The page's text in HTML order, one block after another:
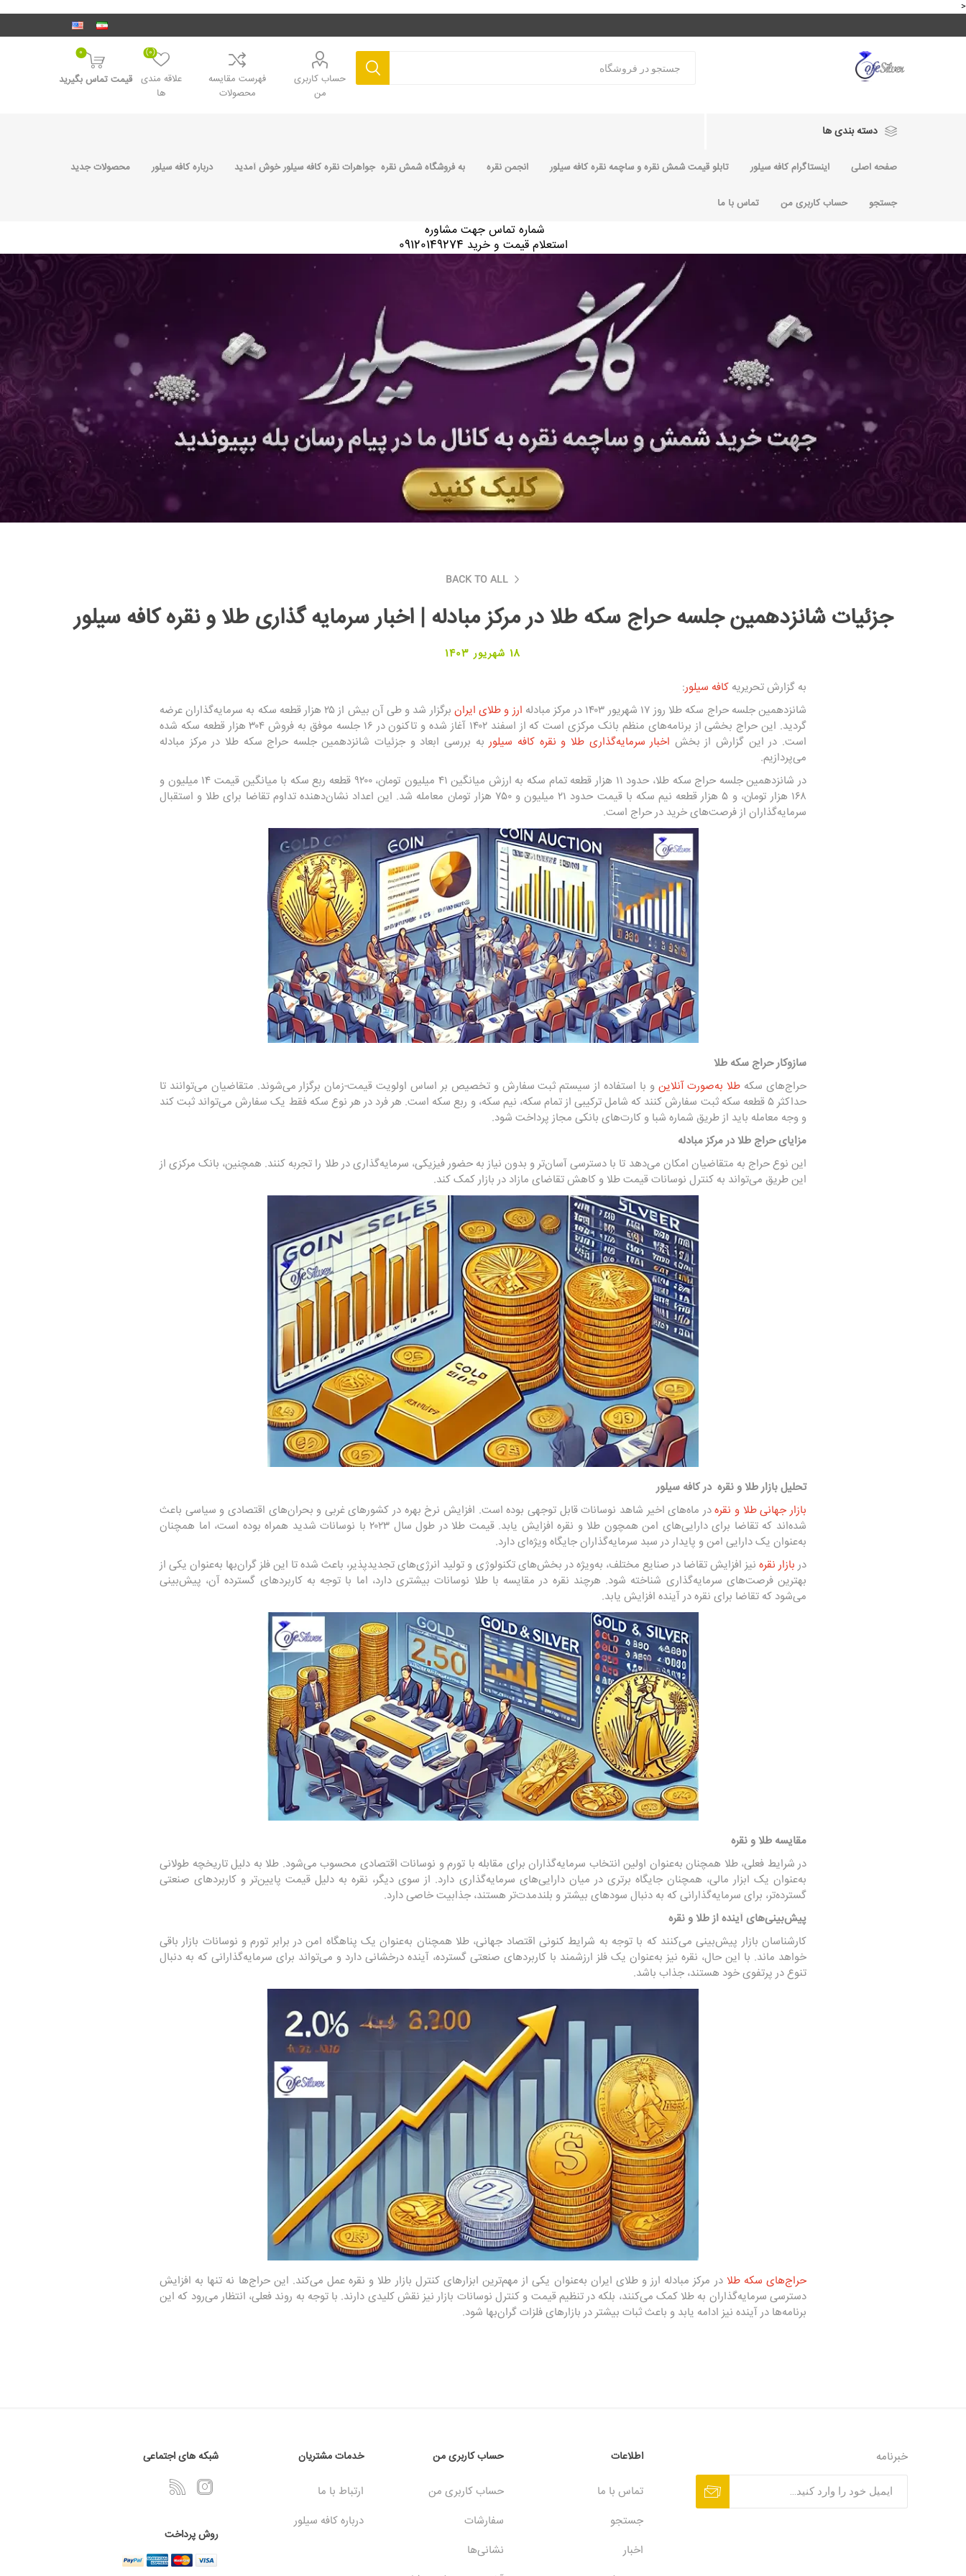
<
حساب کاربری
من
فهرست مقایسه
محصولات
علاقه مندی
ها
(0)
0
قیمت تماس بگیرید
دسته بندی ها
صفحه اصلی اینستاگرام کافه سیلور تابلو قیمت شمش نقره و ساچمه نقره کافه سیلور انجمن نقره به فروشگاه شمش نقره جواهرات نقره کافه سیلور خوش آمدید درباره کافه سیلور محصولات جدید
جستجو حساب کاربری من تماس با ما
شماره تماس جهت مشاوره
استعلام قیمت و خرید 09120149274
BACK TO ALL
جزئیات شانزدهمین جلسه حراج سکه طلا در مرکز مبادله | اخبار سرمایه گذاری طلا و نقره کافه سیلور
18 شهریور 1403
به گزارش تحریریه کافه سیلور:
شانزدهمین جلسه حراج سکه طلا روز ۱۷ شهریور ۱۴۰۳ در مرکز مبادله
ارز و طلای ایران
برگزار شد و طی آن بیش از ۲۵ هزار قطعه سکه به سرمایه‌گذاران عرضه
گردید. این حراج بخشی از برنامه‌های منظم بانک مرکزی است که از اسفند ۱۴۰۲ آغاز شده و تاکنون در ۱۶ جلسه موفق به فروش ۳۰۴ هزار قطعه سکه شده
است. در این گزارش از بخش اخبار سرمایه‌گذاری طلا و نقره کافه سیلور به بررسی ابعاد و جزئیات شانزدهمین جلسه حراج سکه طلا در مرکز مبادله
می‌پردازیم.
در شانزدهمین جلسه حراج سکه طلا، حدود ۱۱ هزار قطعه تمام سکه به ارزش میانگین ۴۱ میلیون تومان، ۹۲۰۰ قطعه ربع سکه با میانگین قیمت ۱۴ میلیون و
۱۶۸ هزار تومان، و ۵ هزار قطعه نیم سکه با قیمت حدود ۲۱ میلیون و ۷۵۰ هزار تومان معامله شد. این اعداد نشان‌دهنده تداوم تقاضا برای طلا و استقبال
سرمایه‌گذاران از فرصت‌های خرید در حراج است.
سازوکار حراج سکه طلا
حراج‌های سکه طلا به‌صورت آنلاین و با استفاده از سیستم ثبت سفارش و تخصیص بر اساس اولویت قیمت-زمان برگزار می‌شوند. متقاضیان می‌توانند تا
حداکثر ۵ قطعه سکه ثبت سفارش کنند که شامل ترکیبی از تمام سکه، نیم سکه، و ربع سکه است. هر فرد در هر نوع سکه فقط یک سفارش می‌تواند ثبت کند
و وجه معامله باید از طریق شماره شبا و کارت‌های بانکی مجاز پرداخت شود.
مزایای حراج طلا در مرکز مبادله
این نوع حراج به متقاضیان امکان می‌دهد تا با دسترسی آسان‌تر و بدون نیاز به حضور فیزیکی، سرمایه‌گذاری در طلا را تجربه کنند. همچنین، بانک مرکزی از
این طریق می‌تواند به کنترل نوسانات قیمت طلا و کاهش تقاضای مازاد در بازار کمک کند.
تحلیل بازار طلا و نقره در کافه سیلور
بازار جهانی طلا و نقره در ماه‌های اخیر شاهد نوسانات قابل توجهی بوده است. افزایش نرخ بهره در کشورهای غربی و بحران‌های اقتصادی و سیاسی باعث
شده‌اند که تقاضا برای دارایی‌های امن همچون طلا و نقره افزایش یابد. قیمت طلا در طول سال ۲۰۲۳ با نوسانات شدید همراه بوده است، اما همچنان
به‌عنوان یک دارایی امن و پایدار در سبد سرمایه‌گذاران جایگاه ویژه‌ای دارد.
در بازار نقره نیز افزایش تقاضا در صنایع مختلف، به‌ویژه در بخش‌های تکنولوژی و تولید انرژی‌های تجدیدپذیر، باعث شده تا این فلز گران‌بها به‌عنوان یکی از
بهترین فرصت‌های سرمایه‌گذاری شناخته شود. هرچند نقره در مقایسه با طلا نوسانات بیشتری دارد، اما با توجه به کاربردهای گسترده آن، پیش‌بینی
می‌شود که تقاضا برای نقره در آینده افزایش یابد.
مقایسه طلا و نقره
در شرایط فعلی، طلا همچنان به‌عنوان اولین انتخاب سرمایه‌گذاران برای مقابله با تورم و نوسانات اقتصادی محسوب می‌شود. طلا به دلیل تاریخچه طولانی
به‌عنوان یک ابزار مالی، همچنان جایگاه برتری در میان دارایی‌های سرمایه‌گذاری دارد. از سوی دیگر، نقره به دلیل قیمت پایین‌تر و کاربردهای صنعتی
گسترده‌تر، برای سرمایه‌گذارانی که به دنبال سودهای بیشتر و بلندمدت‌تر هستند، جذابیت خاصی دارد.
پیش‌بینی‌های آینده از طلا و نقره
کارشناسان بازار پیش‌بینی می‌کنند که با توجه به شرایط کنونی اقتصاد جهانی، طلا همچنان به‌عنوان یک پناهگاه امن در برابر تورم و نوسانات بازار باقی
خواهد ماند. با این حال، نقره نیز به‌عنوان یک فلز ارزشمند با کاربردهای صنعتی گسترده، آینده درخشانی دارد و می‌تواند برای سرمایه‌گذارانی که به دنبال
تنوع در پرتفوی خود هستند، جذاب باشد.
حراج‌های سکه طلا در مرکز مبادله ارز و طلای ایران به‌عنوان یکی از مهم‌ترین ابزارهای کنترل بازار طلا و نقره عمل می‌کند. این حراج‌ها نه تنها به افزایش
دسترسی سرمایه‌گذاران به طلا کمک می‌کنند، بلکه در تنظیم قیمت و کنترل نوسانات بازار نیز نقش کلیدی دارند. با توجه به روند فعلی، انتظار می‌رود که این
برنامه‌ها در آینده نیز ادامه یابد و باعث ثبات بیشتر در بازارهای فلزات گران‌بها شود.
خبرنامه اطلاعات
تماس با ما
جستجو
اخبار
حساب کاربری من
حساب کاربری من
سفارشات
نشانی‌ها
خدمات مشتریان
ارتباط با ما
درباره کافه سیلور
شبکه های اجتماعی
روش پرداخت